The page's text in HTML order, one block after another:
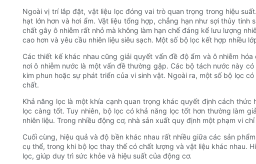
Ngoài vị trí lắp đặt, vật liệu lọc đóng vai trò quan trọng trong hiệu
hạt lớn hơn và hơi ẩm. Vật liệu tổng hợp, chẳng hạn như sợi thủy
chất gây ô nhiễm rất nhỏ mà không làm hạn chế đáng kể lưu lượng
cao hơn và yêu cầu nhiên liệu siêu sạch. Một số bộ lọc kết hợp nhiều
Các thiết kế khác nhau cũng giải quyết vấn đề độ ẩm và ô nhiễm
nơi ô nhiễm nước là một vấn đề thường gặp. Các bộ tách nước này
kim phun hoặc sự phát triển của vi sinh vật. Ngoài ra, một số bộ lọc
chất.
Khả năng lọc là một khía cạnh quan trọng khác quyết định cách
lọc càng tốt. Tuy nhiên, bộ lọc có khả năng lọc tốt hơn thường làm
nhiên liệu. Trong nhiều động cơ, nhà sản xuất quy định một phạm vi
Cuối cùng, hiệu quả và độ bền khác nhau rất nhiều giữa các sản
cụ thể, trong khi bộ lọc thay thế có chất lượng và vật liệu khác nhau.
lọc, giúp duy trì sức khỏe và hiệu suất của động cơ.